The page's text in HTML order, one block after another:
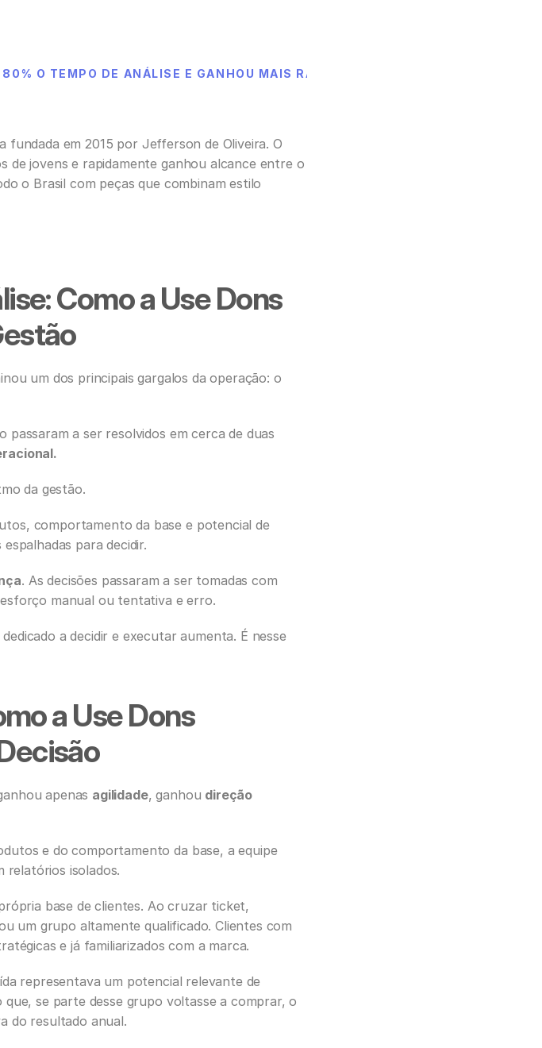
O TEMPO DE ANÁLISE E GANHOU MAIS RAPIDEZ NAS DECISÕES COM A
em 2015 por Jefferson de Oliveira. O
de jovens e rapidamente ganhou alcance entre o
o Brasil com peças que combinam estilo
Como a Use Dons
um dos principais gargalos da operação: o
a ser resolvidos em cerca de duas
da gestão.
comportamento da base e potencial de
para decidir.
. As decisões passaram a ser tomadas com
manual ou tentativa e erro.
a decidir e executar aumenta. É nesse
a Use Dons
apenas agilidade, ganhou direção
e do comportamento da base, a equipe
relatórios isolados.
base de clientes. Ao cruzar ticket,
um grupo altamente qualificado. Clientes com
e já familiarizados com a marca.
representava um potencial relevante de
se parte desse grupo voltasse a comprar, o
do resultado anual.